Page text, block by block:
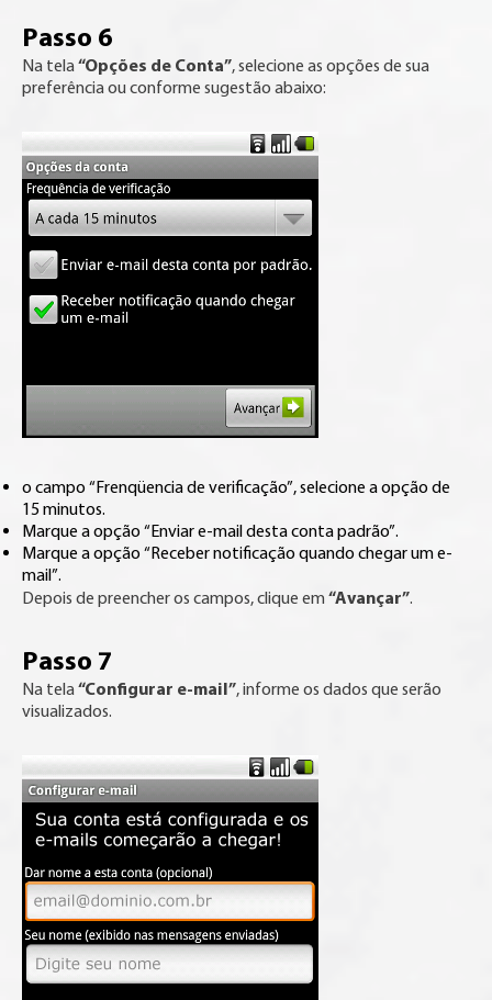
Passo 6
Na tela“Opções de Conta”, selecione as opções de sua
preferência ou conforme sugestão abaixo:
o campo “Frenqüencia de verificação”, selecione a opção de
15 minutos.
Marque a opção “Enviar e-mail desta conta padrão”.
Marque a opção “Receber notificação quando chegar um e-
mail”.
Depois de preencher os campos, clique em “Avançar”.
Passo 7
Na tela“Configurar e-mail”, informe os dados que serão
visualizados.